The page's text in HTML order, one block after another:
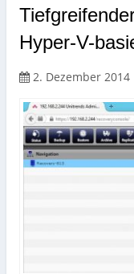
Hyper-V-
2. Dezember 2014